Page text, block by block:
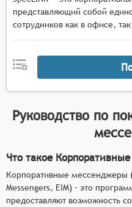
представляющий собой
сотрудников как в офисе,
Руководство по
Что такое
Корпоративные
Messengers, EIM) – это
предоставляют возможность